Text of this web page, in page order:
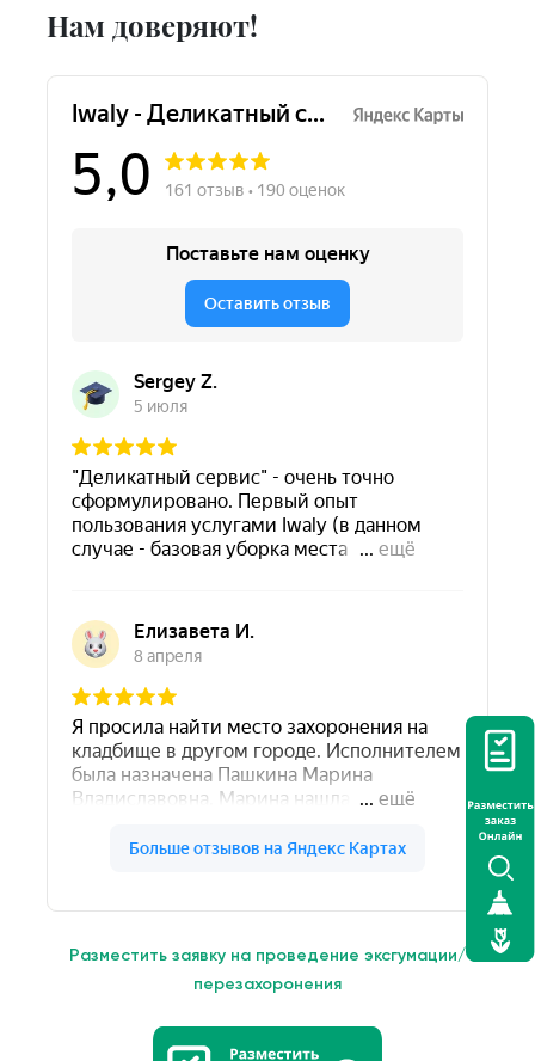
Нам доверяют!
Разместить заявку на проведение эксгумации/
перезахоронения